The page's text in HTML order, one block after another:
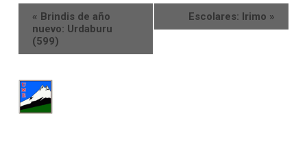
« Brindis de año
nuevo: Urdaburu
(599)
Escolares: Irimo »